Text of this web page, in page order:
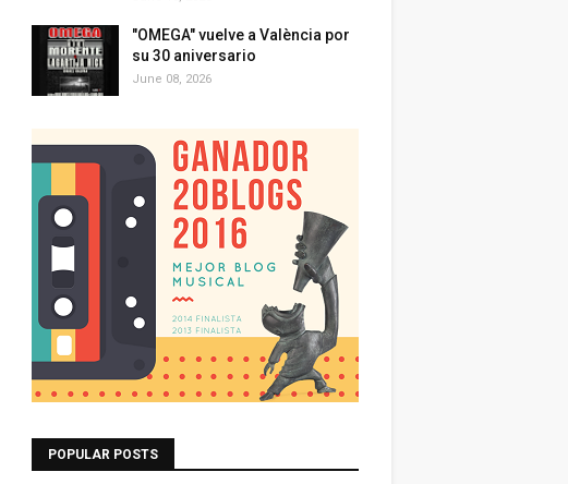
"OMEGA" vuelve a València por
su 30 aniversario
June 08, 2026
POPULAR POSTS